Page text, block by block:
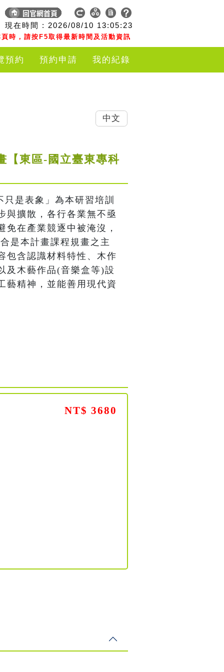
現在時間 : 2026/08/10 13:05:23
時，請按F5取得最新時間及活動資訊
預約 預約申請 我的紀錄
【東區-國立臺東專科
是表象」為本研習培訓
與擴散，各行各業無不亟
在產業競逐中被淹沒，
是本計畫課程規畫之主
包含認識材料特性、木作
及木藝作品(音樂盒等)設
藝精神，並能善用現代資
NT$ 3680